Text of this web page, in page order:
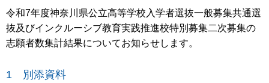
令和7年度神奈川県公立高等学校入学者選抜一般募集共通選
抜及びインクルーシブ教育実践推進校特別募集二次募集の
志願者数集計結果についてお知らせします。
1 別添資料